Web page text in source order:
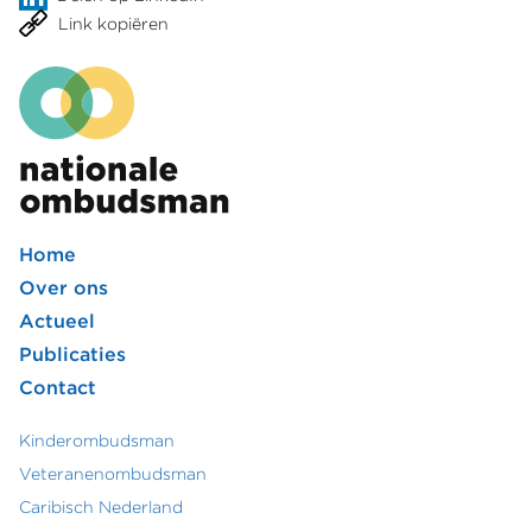
Link kopiëren
Footer
hoofdmenu
Home
Over ons
Actueel
Publicaties
Contact
Footer
secundair
Kinderombudsman
Veteranenombudsman
Caribisch Nederland